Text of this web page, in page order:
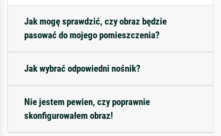
Jak mogę sprawdzić, czy obraz będzie
pasować do mojego pomieszczenia?
Jak wybrać odpowiedni nośnik?
Nie jestem pewien, czy poprawnie
skonfigurowałem obraz!